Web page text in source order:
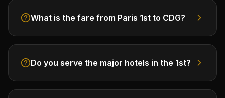
What is the fare from Paris 1st to CDG?
Do you serve the major hotels in the 1st?